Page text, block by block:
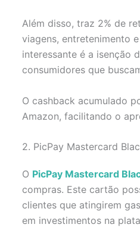
Além disso, traz 2% de
viagens, entretenimento
interessante é a isenção
consumidores que
O cashback acumulado
Amazon, facilitando o
2. PicPay Mastercard
O PicPay Mastercard
compras. Este cartão
clientes que atingirem
em investimentos na